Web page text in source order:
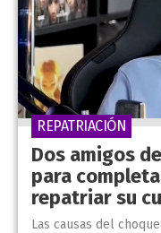
Dos amigos
para
repatriar su
Las causas del
REPATRIACIÓN